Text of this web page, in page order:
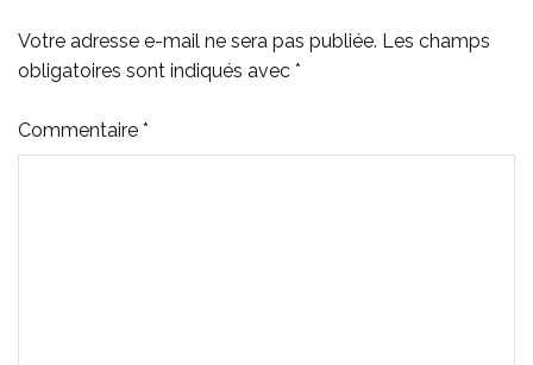
Votre adresse e-mail ne sera pas publiée. Les champs
obligatoires sont indiqués avec *
Commentaire *